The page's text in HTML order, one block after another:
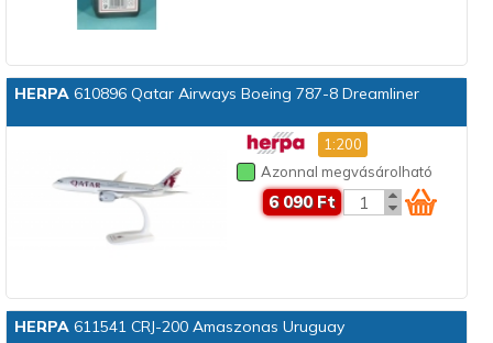
HERPA610896 Qatar Airways Boeing 787-8 Dreamliner
1:200
Azonnal megvásárolható
6 090 Ft
HERPA611541 CRJ-200 Amaszonas Uruguay